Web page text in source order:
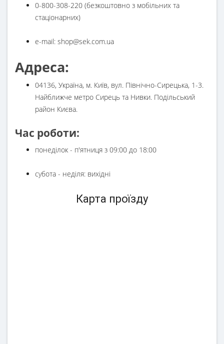
0-800-308-220 (безкоштовно з мобільних та
стаціонарних)
e-mail: shop@sek.com.ua
Адреса:
04136, Українa, м. Київ, вул. Північно-Сирецька, 1-3.
Найближче метро Сирець та Нивки. Подільський
район Києва.
Час роботи:
понеділок - п'ятниця з 09:00 до 18:00
субота - неділя: вихідні
Карта проїзду